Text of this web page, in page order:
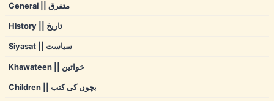
General || متفرق
History || تاریخ
Siyasat || سیاست
Khawateen || خواتین
Children || بچوں کی کتب